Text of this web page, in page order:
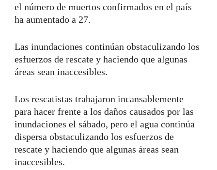
el número de muertos confirmados en el país
ha aumentado a 27.
Las inundaciones continúan obstaculizando los
esfuerzos de rescate y haciendo que algunas
áreas sean inaccesibles.
Los rescatistas trabajaron incansablemente
para hacer frente a los daños causados por las
inundaciones el sábado, pero el agua continúa
dispersa obstaculizando los esfuerzos de
rescate y haciendo que algunas áreas sean
inaccesibles.